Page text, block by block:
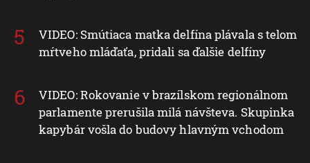
VIDEO: Smútiaca matka delfína plávala s telom
mŕtveho mláďaťa, pridali sa ďalšie delfíny
VIDEO: Rokovanie v brazílskom regionálnom
parlamente prerušila milá návšteva. Skupinka
kapybár vošla do budovy hlavným vchodom